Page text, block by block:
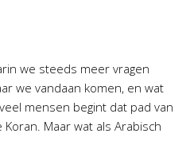
we steeds meer vragen
we vandaan komen, en wat
mensen begint dat pad van
Maar wat als Arabisch